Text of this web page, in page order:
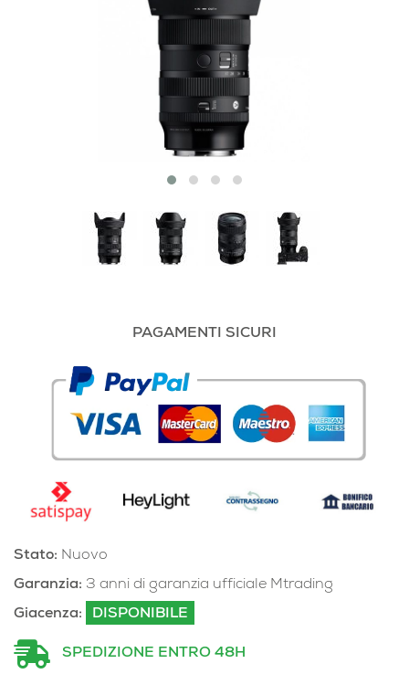
PAGAMENTI SICURI
Stato: Nuovo
Garanzia: 3 anni di garanzia ufficiale Mtrading
Giacenza:
DISPONIBILE
SPEDIZIONE ENTRO 48H